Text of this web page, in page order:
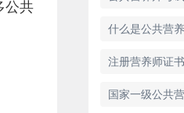
公共
注册营养师证